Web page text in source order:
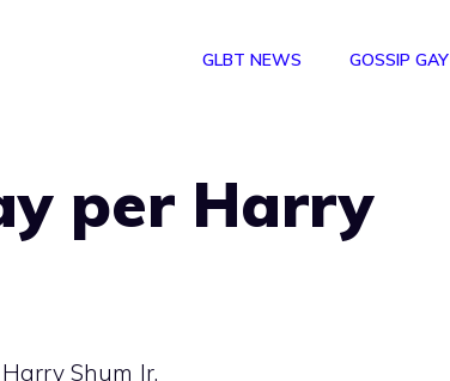
GLBT NEWS GOSSIP GAY
per Harry
Shum Jr.